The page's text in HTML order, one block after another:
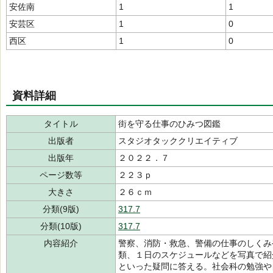
安佐南 1
1
安芸区
1
0
西区
1 0
資料詳細
タイトル
街を守る仕事のひみつ図鑑
出版者
スタジオタッククリエイティブ
出版年
２０２２．７
ページ数等
２２３ｐ
大きさ
２６ｃｍ
分類(9版)
317.7
分類(10版)
317.7
内容紹介
警察、消防・救急、警備の仕事のしく
類、１日のスケジュールなどを写真で
といった疑問に答える。社会科の勉強